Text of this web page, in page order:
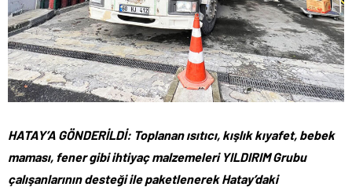
HATAY’A GÖNDERİLDİ: Toplanan ısıtıcı, kışlık kıyafet, bebek
maması, fener gibi ihtiyaç malzemeleri YILDIRIM Grubu
çalışanlarının desteği ile paketlenerek Hatay’daki